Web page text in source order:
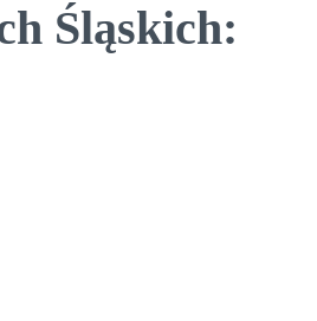
Śląskich: